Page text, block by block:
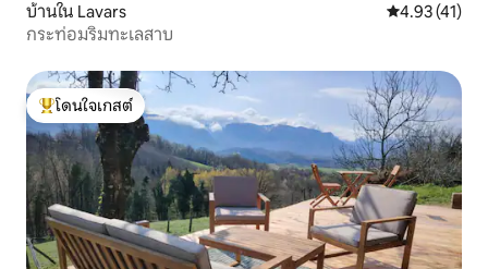
บ้านใน Lavars คะแนนเฉลี่ย
4.93 (41)
กระท่อมริมทะเลสาบ
โดนใจเกสต์ที่สุด
โดนใจเกสต์